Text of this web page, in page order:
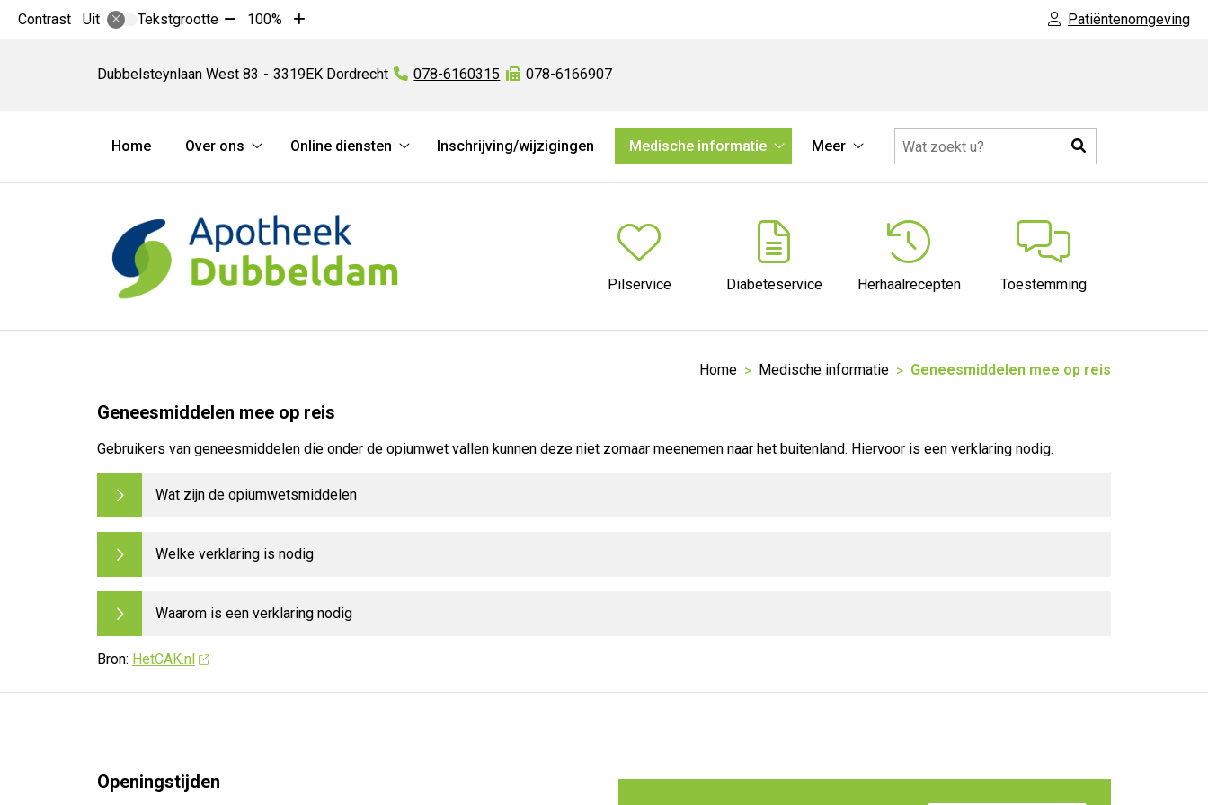
Contrast Uit Tekstgrootte Tekst
10%
100%
Tekst
10%
Patiëntenomgeving
Dubbelsteynlaan West 83 3319EK Dordrecht Tel:
078-6160315 Fax:
078-6166907
Hoofdmenu
Home
Over ons
ons
submenu
Online diensten
diensten
Inschrijving/wijzigingen
Medische informatie
Medische
informatie
Meer
submenu
Zoeken
Pilservice Diabeteservice Herhaalrecepten Toestemming
Home Medische informatie Geneesmiddelen mee op reis
Geneesmiddelen mee op reis
Gebruikers van geneesmiddelen die onder de opiumwet vallen kunnen deze niet zomaar meenemen naar het buitenland. Hiervoor is een verklaring nodig.
Wat zijn de opiumwetsmiddelen
Welke verklaring is nodig
Waarom is een verklaring nodig
Bron: HetCAK.nl
Openingstijden